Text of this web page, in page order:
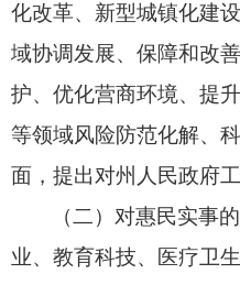
化改革、 新型城镇化建设
域协调发展、 保障和改
护、 优化营商环境、 提
等领域风险防范化解、
面， 提出对州人民政府
（二）对惠民实事的
业、 教育科技、 医疗卫生